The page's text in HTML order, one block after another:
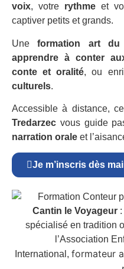
voix, votre rythme et
captiver petits et grands.
Uneformation art du
apprendre à conter
conte et oralité, ou
culturels.
Accessible à distance,
Tredarzec vous guide
narration orale et
Je m’inscris dès
Cantin le Voyageur
spécialisé en tradition
l’Association
International, formateur